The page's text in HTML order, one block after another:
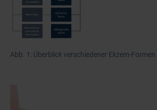
Abb. 1: Überblick verschiedener Ekzem-Formen